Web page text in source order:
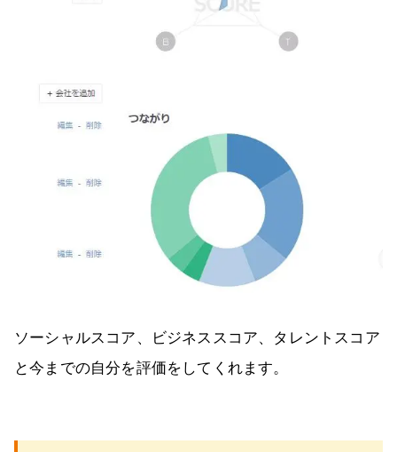
ソーシャルスコア、ビジネススコア、タレントスコア
と今までの自分を評価をしてくれます。